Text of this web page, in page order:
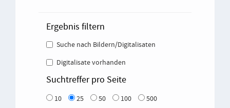
Ergebnis filtern
Suche nach Bildern/Digitalisaten
Digitalisate vorhanden
Suchtreffer pro Seite
10 25 50 100 500